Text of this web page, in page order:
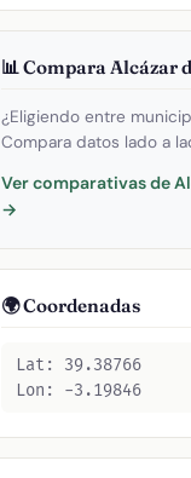
📊 Compara Alcázar
¿Eligiendo entre
Compara datos lado a
Ver comparativas de
→
🌍 Coordenadas
Lat: 39.38766
Lon: -3.19846